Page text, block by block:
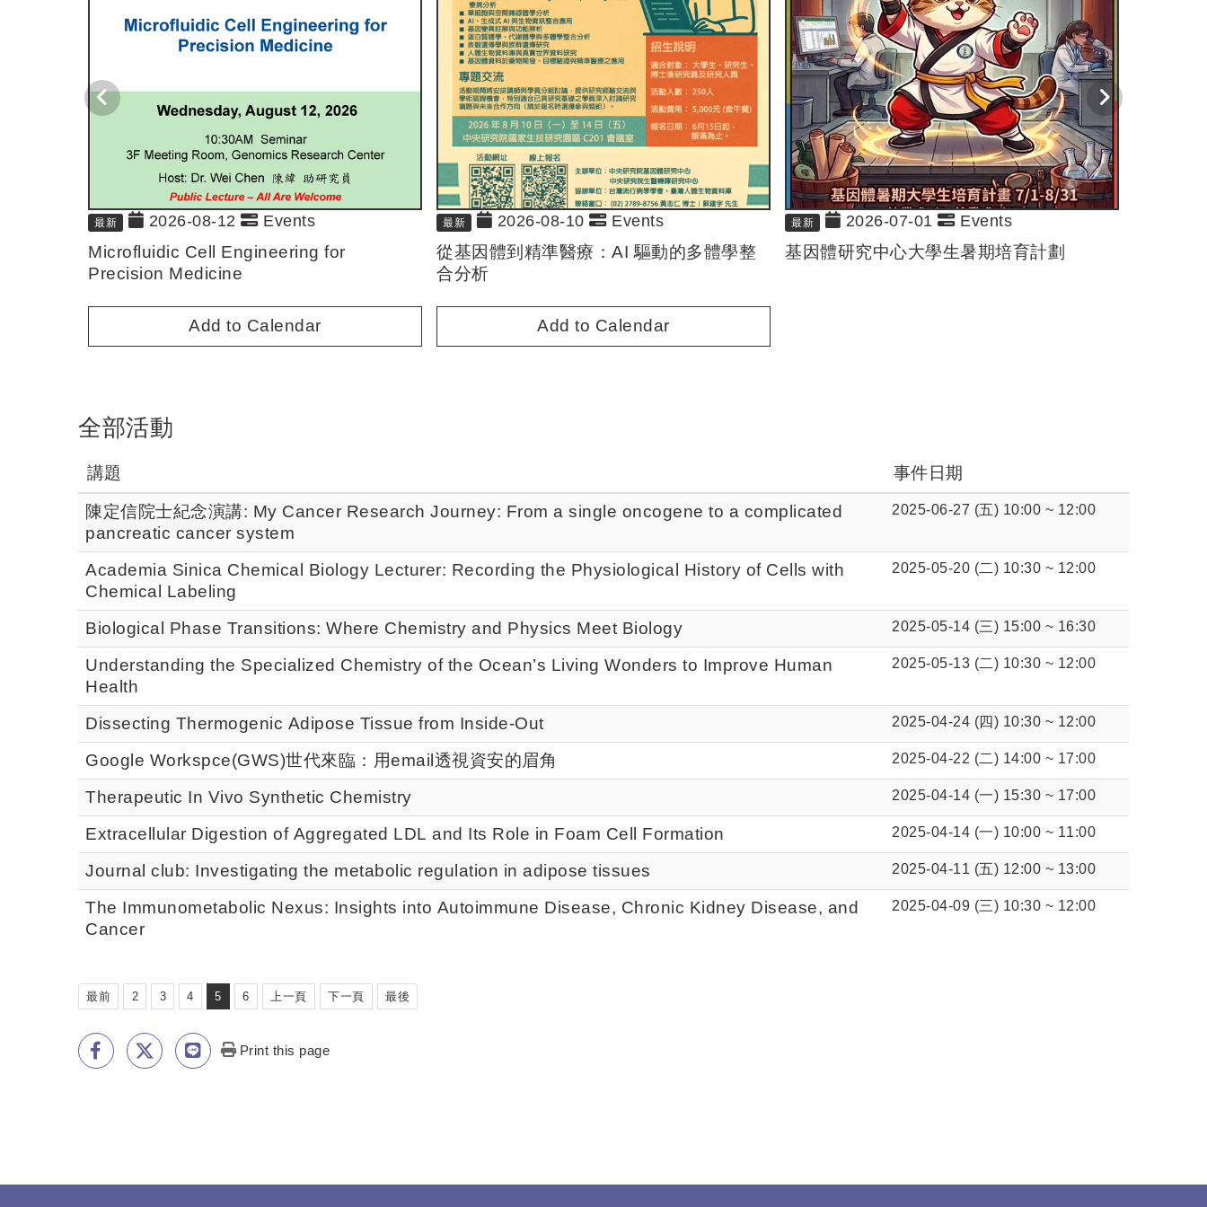
最新 2026-08-12 Events
Microfluidic Cell Engineering for
Precision Medicine
Add to Calendar
最新 2026-08-10 Events
從基因體到精準醫療：AI 驅動的多體學整
合分析
Add to Calendar
最新 2026-07-01 Events
基因體研究中心大學生暑期培育計劃
全部活動
講題 事件日期
陳定信院士紀念演講: My Cancer Research Journey: From a single oncogene to a complicated
pancreatic cancer system
2025-06-27 (五) 10:00 ~ 12:00
Academia Sinica Chemical Biology Lecturer: Recording the Physiological History of Cells with
Chemical Labeling
2025-05-20 (二) 10:30 ~ 12:00
Biological Phase Transitions: Where Chemistry and Physics Meet Biology 2025-05-14 (三) 15:00 ~ 16:30
Understanding the Specialized Chemistry of the Ocean’s Living Wonders to Improve Human
Health
2025-05-13 (二) 10:30 ~ 12:00
Dissecting Thermogenic Adipose Tissue from Inside-Out 2025-04-24 (四) 10:30 ~ 12:00
Google Workspce(GWS)世代來臨：用email透視資安的眉角 2025-04-22 (二) 14:00 ~ 17:00
Therapeutic In Vivo Synthetic Chemistry 2025-04-14 (一) 15:30 ~ 17:00
Extracellular Digestion of Aggregated LDL and Its Role in Foam Cell Formation 2025-04-14 (一) 10:00 ~ 11:00
Journal club: Investigating the metabolic regulation in adipose tissues 2025-04-11 (五) 12:00 ~ 13:00
The Immunometabolic Nexus: Insights into Autoimmune Disease, Chronic Kidney Disease, and
Cancer
2025-04-09 (三) 10:30 ~ 12:00
最前 2 3 4 5 6 上一頁 下一頁 最後
Print this page